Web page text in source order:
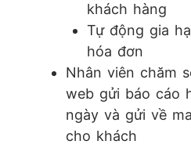
khách hàng
Tự động gia
hóa đơn
Nhân viên chăm
web gửi báo cáo
ngày và gửi về
cho khách